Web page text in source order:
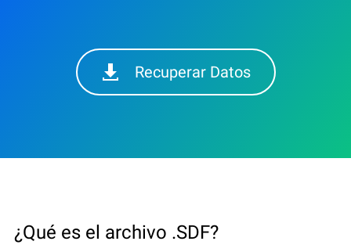
Recuperar Datos
¿Qué es el archivo .SDF?